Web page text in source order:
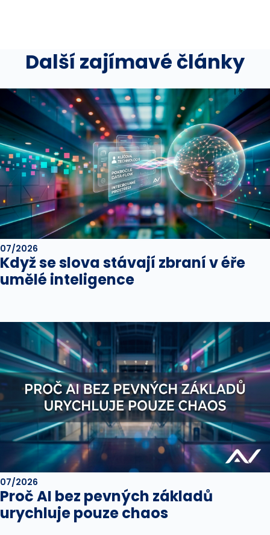
Další zajímavé články
07/2026
Když se slova stávají zbraní v éře
umělé inteligence
07/2026
Proč AI bez pevných základů
urychluje pouze chaos